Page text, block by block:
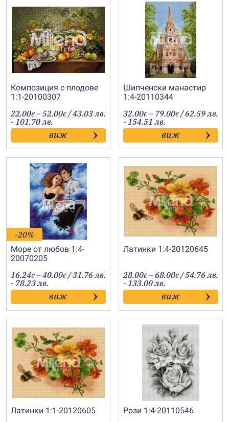
Композиция с плодове
1:1-20100307
22.00€ –52.00€Price
range:
22.00€
through
52.00€
/ 43.03 лв.
- 101.70 лв.
виж
Шипченски манастир
1:4-20110344
32.00€ – 79.00€Price
range:
32.00€
through
79.00€
/ 62.59 лв.
- 154.51 лв.
виж
-20%
Море от любов 1:4-
20070205
16.24€ –40.00€Price
range:
16.24€
through
40.00€
/ 31.76 лв.
- 78.23 лв.
виж
Латинки 1:4-20120645
28.00€ –68.00€Price
range:
28.00€
through
68.00€
/ 54.76 лв.
- 133.00 лв.
виж
Латинки 1:1-20120605 Рози 1:4-20110546